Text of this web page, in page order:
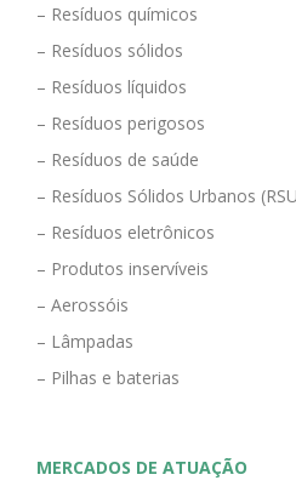
– Resíduos químicos
– Resíduos sólidos
– Resíduos líquidos
– Resíduos perigosos
– Resíduos de saúde
– Resíduos Sólidos Urbanos
– Resíduos eletrônicos
– Produtos inservíveis
– Aerossóis
– Lâmpadas
– Pilhas e baterias
MERCADOS DE ATUAÇÃO